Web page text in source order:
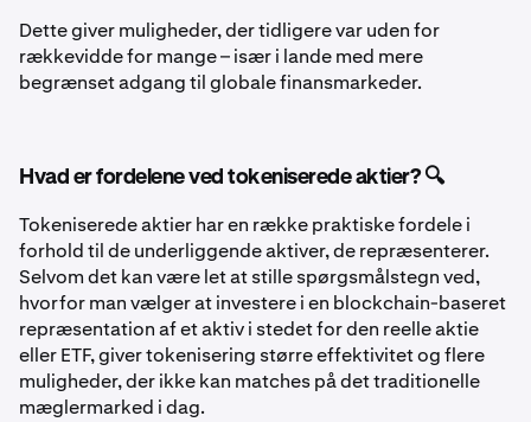
Dette giver muligheder, der tidligere var uden for
rækkevidde for mange – især i lande med mere
begrænset adgang til globale finansmarkeder.
Hvad er fordelene ved tokeniserede aktier? 🔍
Tokeniserede aktier har en række praktiske fordele i
forhold til de underliggende aktiver, de repræsenterer.
Selvom det kan være let at stille spørgsmålstegn ved,
hvorfor man vælger at investere i en blockchain-baseret
repræsentation af et aktiv i stedet for den reelle aktie
eller ETF, giver tokenisering større effektivitet og flere
muligheder, der ikke kan matches på det traditionelle
mæglermarked i dag.